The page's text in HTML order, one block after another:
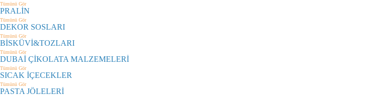
Tümünü Gör
PRALİN
Tümünü Gör
DEKOR SOSLARI
Tümünü Gör
BİSKÜVİ&TOZLARI
Tümünü Gör
DUBAİ ÇİKOLATA MALZEMELERİ
Tümünü Gör
SICAK İÇECEKLER
Tümünü Gör
PASTA JÖLELERİ